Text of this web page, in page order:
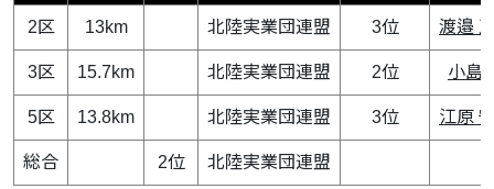
2区 13km 北陸実業団連盟 3位 渡邉
3区 15.7km 北陸実業団連盟 2位 小島
5区 13.8km 北陸実業団連盟 3位 江原
総合 2位 北陸実業団連盟